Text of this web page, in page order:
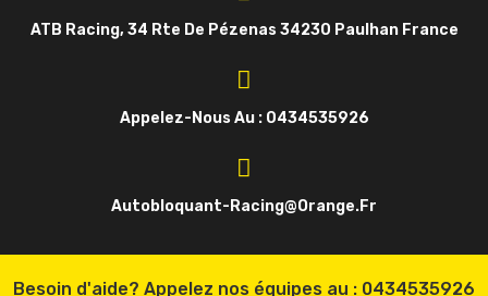
ATB Racing, 34 Rte De Pézenas 34230 Paulhan France
Appelez-Nous Au : 0434535926
Autobloquant-Racing@orange.fr
Besoin d'aide? Appelez nos équipes au : 0434535926